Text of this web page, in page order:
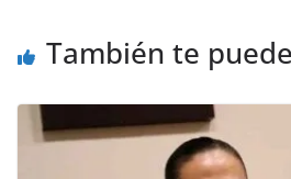
También te